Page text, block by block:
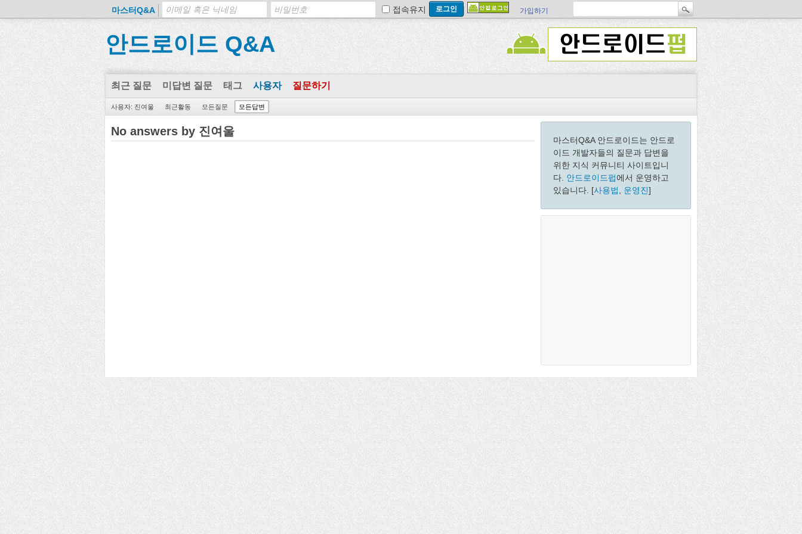
마스터Q&A 접속유지 가입하기
안드로이드 Q&A
최근 질문 미답변 질문 태그 사용자 질문하기
사용자: 진여울 최근활동 모든질문 모든답변
마스터Q&A 안드로이드는 안드로
이드 개발자들의 질문과 답변을
위한 지식 커뮤니티 사이트입니
다. 안드로이드펍에서 운영하고
있습니다. [사용법 운영진]
No answers by 진여울